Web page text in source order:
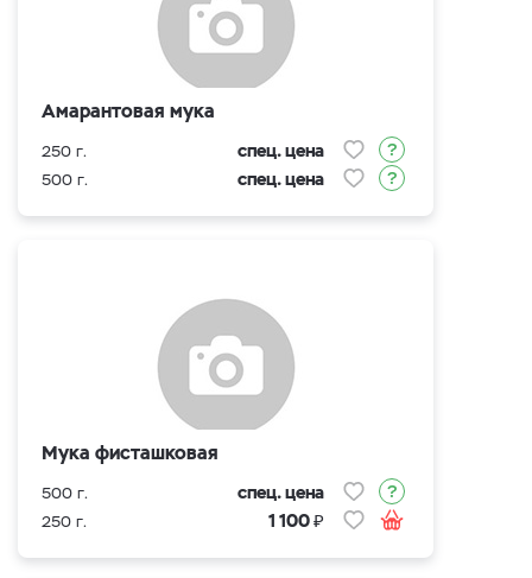
Амарантовая мука
250 г. спец. цена
500 г. спец. цена
Мука фисташковая
500 г. спец. цена
250 г. 1 100₽